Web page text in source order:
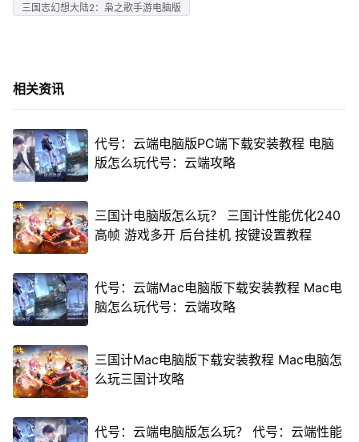
三国志幻想大陆2：枭之歌手游电脑版
相关资讯
代号：云端电脑版PC端下载安装教程 电脑
版怎么玩代号：云端攻略
三国计电脑版怎么玩？ 三国计性能优化240
高帧 游戏多开 后台挂机 按键设置教程
代号：云端Mac电脑版下载安装教程 Mac电
脑怎么玩代号：云端攻略
三国计Mac电脑版下载安装教程 Mac电脑怎
么玩三国计攻略
代号：云端电脑版怎么玩？ 代号：云端性能